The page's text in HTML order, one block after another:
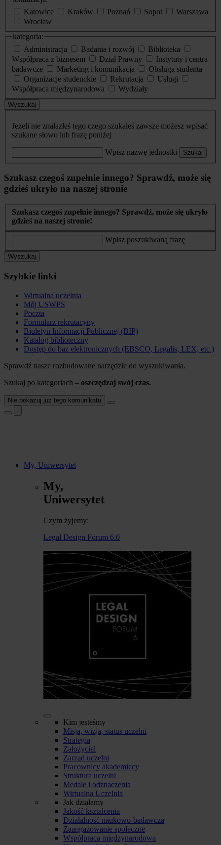
Katowice
Kraków Poznań Sopot
Warszawa
Wrocław
kategoria:
Administracja
Badania i rozwój
Biblioteka
Współpraca z biznesem
Dział Prawny
Instytuty i centra
badawcze
Marketing i komunikacja
Obsługa studenta
Organizacje studenckie
Rekrutacja
Usługi
Współpraca międzynarodowa
Wydziały
Wyszukaj
Jeżeli nie znalazłeś tego czego szukałeś zawsze możesz wpisać
szukane słowo lub frazę poniżej
Wpisz nazwę jednostki Szukaj
Szukasz czegoś zupełnie innego? Sprawdź, może się
gdzieś ukryło na naszej stronie
Szukasz czegoś zupełnie innego? Sprawdź, może się ukryło
gdzieś na naszej stronie!
Wpisz poszukiwaną frazę
Wyszukaj
Szybkie linki
Wirtualna uczelnia
Mój USWPS
Poczta
Formularz rekrutacyny
Biuletyn Informacji Publicznej (BIP)
Katalog biblioteczny
Dostęp do baz elektronicznych (EBSCO, Legalis, LEX, etc.)
Sprawdź nasze rozbudowane narzędzie do wyszukiwania.
Szukaj po kategoriach – oszczędzaj swój czas.
Nie pokazuj już tego komunikatu
My, Uniwersytet
My,
Uniwersytet
Czym żyjemy:
Legal Design Forum 6.0
Kim jesteśmy
Misja, wizja, status uczelni
Strategia
Założyciel
Zarząd uczelni
Pracownicy akademiccy
Struktura uczelni
Medale i odznaczenia
Wirtualna Uczelnia
Jak działamy
Jakość kształcenia
Działalność naukowo-badawcza
Zaangażowanie społeczne
Współpraca międzynarodowa